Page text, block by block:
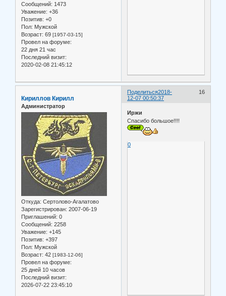
Сообщений: 1473
Уважение: +36
Позитив: +0
Пол: Мужской
Возраст: 69 [1957-03-15]
Провел на форуме:
22 дня 21 час
Последний визит:
2020-02-08 21:45:12
Поделиться 16
2018-
12-07 00:50:37
Кириллов Кирилл
Администратор
Откуда: Сертолово-Агалатово
Зарегистрирован: 2007-06-19
Приглашений: 0
Сообщений: 2258
Уважение: +145
Позитив: +397
Пол: Мужской
Возраст: 42 [1983-12-06]
Провел на форуме:
25 дней 10 часов
Последний визит:
2026-07-22 23:45:10
Иржи
Спасибо большое!!!!
0